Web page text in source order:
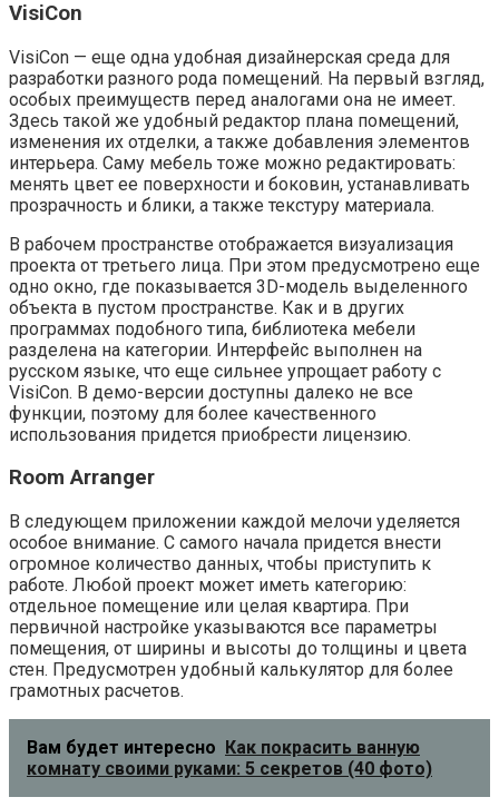
VisiCon
VisiCon — еще одна удобная дизайнерская среда для
разработки разного рода помещений. На первый взгляд,
особых преимуществ перед аналогами она не имеет.
Здесь такой же удобный редактор плана помещений,
изменения их отделки, а также добавления элементов
интерьера. Саму мебель тоже можно редактировать:
менять цвет ее поверхности и боковин, устанавливать
прозрачность и блики, а также текстуру материала.
В рабочем пространстве отображается визуализация
проекта от третьего лица. При этом предусмотрено еще
одно окно, где показывается 3D-модель выделенного
объекта в пустом пространстве. Как и в других
программах подобного типа, библиотека мебели
разделена на категории. Интерфейс выполнен на
русском языке, что еще сильнее упрощает работу с
VisiCon. В демо-версии доступны далеко не все
функции, поэтому для более качественного
использования придется приобрести лицензию.
Room Arranger
В следующем приложении каждой мелочи уделяется
особое внимание. С самого начала придется внести
огромное количество данных, чтобы приступить к
работе. Любой проект может иметь категорию:
отдельное помещение или целая квартира. При
первичной настройке указываются все параметры
помещения, от ширины и высоты до толщины и цвета
стен. Предусмотрен удобный калькулятор для более
грамотных расчетов.
Вам будет интересно Как покрасить ванную
комнату своими руками: 5 секретов (40 фото)